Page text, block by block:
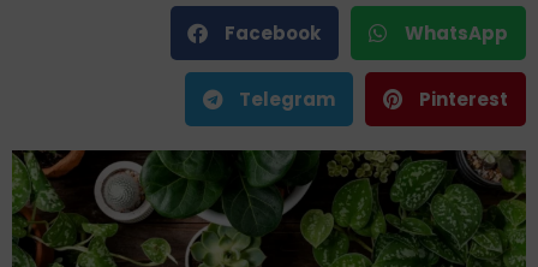
Facebook WhatsApp
Telegram Pinterest